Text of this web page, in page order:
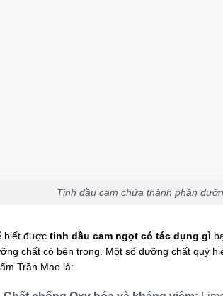
Tinh dầu cam chứa thành phần
biết đượctinh dầu cam ngọt có tác dụng gì
chất có bên trong. Một số dưỡng chất quý
Trần Mao là: